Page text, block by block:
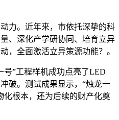
。近年来，市依托深挚的科
、深化产学研协同、培育立异
，全面激活立异策源功能？。
”工程样机成功点亮了LED
破。测试成果显示，“烛龙一
化根本，还为后续的财产化奠